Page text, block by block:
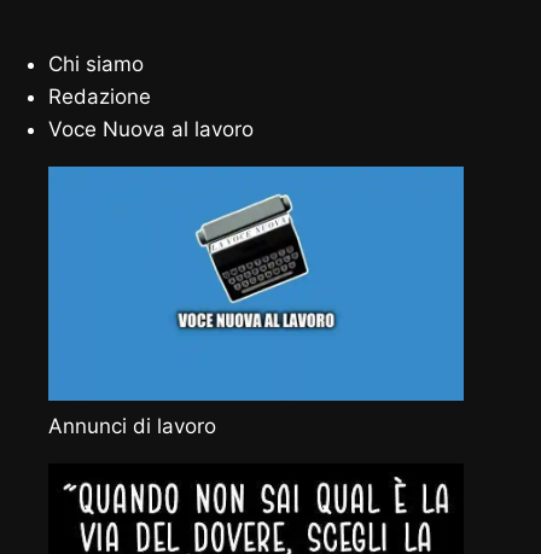
Chi siamo
Redazione
Voce Nuova al lavoro
Annunci di lavoro